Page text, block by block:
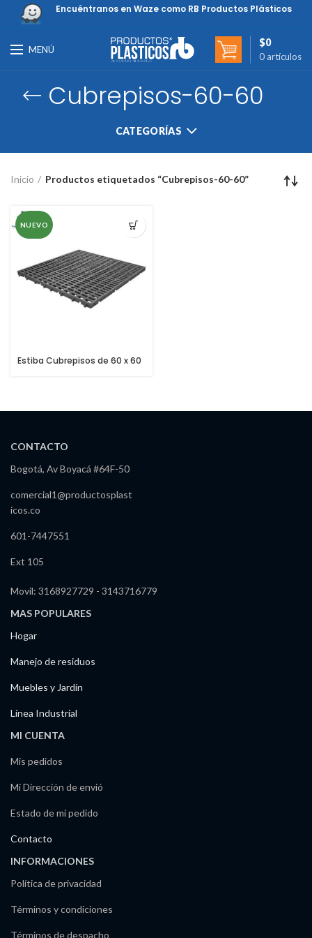
Encuéntranos en Waze como RB Productos Plásticos
MENÚ
0 artículos
$0
Cubrepisos-60-60
CATEGORÍAS
Inicio Productos etiquetados “Cubrepisos-60-60”
NUEVO
Estiba Cubrepisos de 60 x 60
CONTACTO
Bogotá, Av Boyacá #64F-50
comercial1@productosplast
icos.co
601-7447551
Ext 105
Movil: 3168927729 - 3143716779
MAS POPULARES
Hogar
Manejo de residuos
Muebles y Jardín
Línea Industrial
MI CUENTA
Mis pedidos
Mi Dirección de envió
Estado de mi pedido
Contacto
INFORMACIONES
Política de privacidad
Términos y condiciones
Términos de despacho